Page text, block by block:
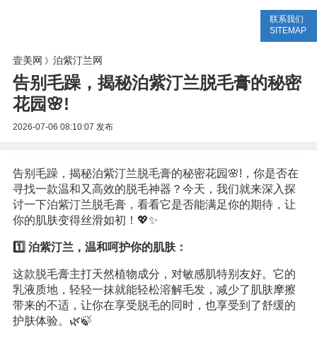
联系我们
SITEMAP
壹美网 》 泊紫汀兰网
告别毛躁，揭秘泊紫汀兰脱毛膏的秘密
花园🌸!
2026-07-06 08:10:07 发布
告别毛躁，揭秘泊紫汀兰脱毛膏的秘密花园🌸!，你是否在
寻找一款温和又高效的脱毛神器？今天，我们就来深入探
讨一下泊紫汀兰脱毛膏，看看它是否能满足你的期待，让
你的肌肤变得丝滑如初！💖✨
1️⃣ 泊紫汀兰，温和呵护你的肌肤：
这款脱毛膏主打天然植物成分，对敏感肌特别友好。它的
乳液质地，轻轻一抹就能轻松溶解毛发，减少了肌肤摩擦
带来的不适，让你在享受脱毛的同时，也享受到了舒缓的
护肤体验。🌿🍃